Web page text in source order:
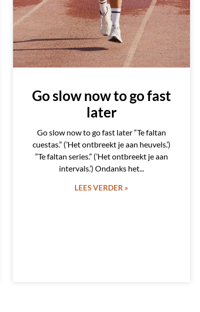
Go slow now to go fast
later
Go slow now to go fast later “Te faltan
cuestas.” (’Het ontbreekt je aan heuvels.’)
”Te faltan series.” (’Het ontbreekt je aan
intervals.’) Ondanks het
LEES VERDER »